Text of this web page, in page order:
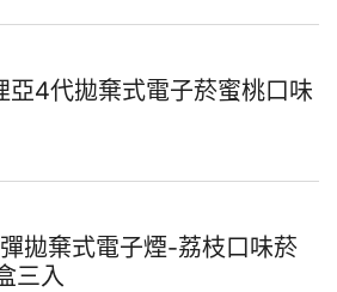
亞4代拋棄式電子菸蜜桃口味
拋棄式電子煙-荔枝口味菸
三入